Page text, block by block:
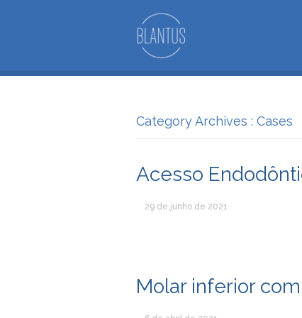
Category Archives : Cases
Acesso
29 de junho de 2021
Molar inferior